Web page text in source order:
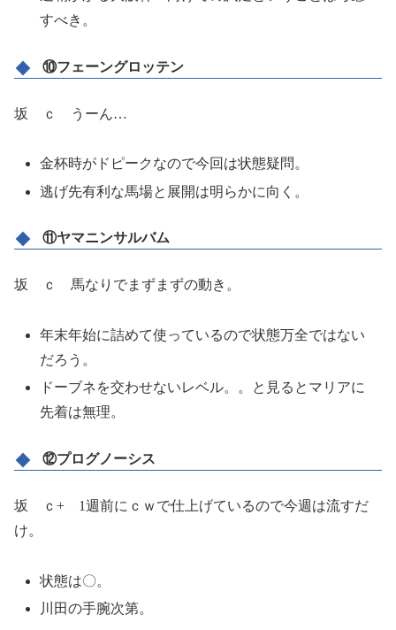
すべき。
⑩フェーングロッテン
坂 ｃ うーん…
金杯時がドピークなので今回は状態疑問。
逃げ先有利な馬場と展開は明らかに向く。
⑪ヤマニンサルバム
坂 ｃ 馬なりでまずまずの動き。
年末年始に詰めて使っているので状態万全ではない
だろう。
ドーブネを交わせないレベル。。と見るとマリアに
先着は無理。
⑫プログノーシス
坂 ｃ+ 1週前にｃｗで仕上げているので今週は流すだ
け。
状態は〇。
川田の手腕次第。